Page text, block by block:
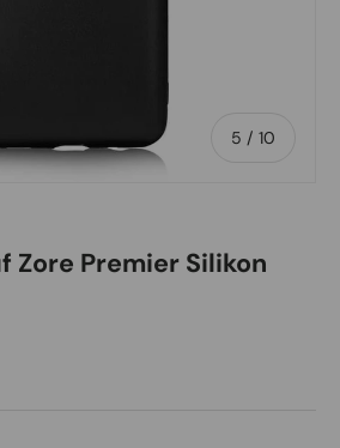
5 / of
10
Zore Premier Silikon